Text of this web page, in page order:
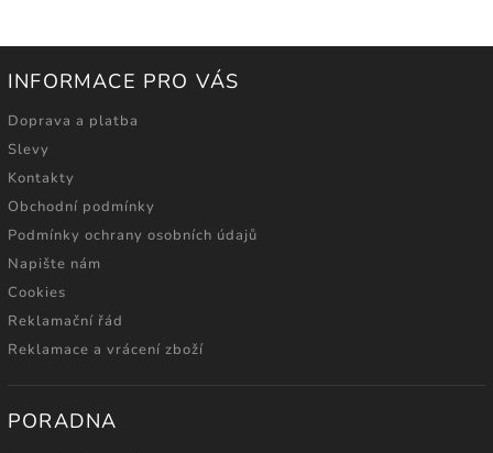
INFORMACE PRO VÁS
Doprava a platba
Slevy
Kontakty
Obchodní podmínky
Podmínky ochrany osobních údajů
Napište nám
Cookies
Reklamační řád
Reklamace a vrácení zboží
PORADNA